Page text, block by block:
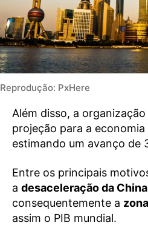
Reprodução: PxHere
Além disso, a
projeção para a
estimando um avanço de
Entre os principais
a desaceleração da China
consequentemente a
assim o PIB mundial.